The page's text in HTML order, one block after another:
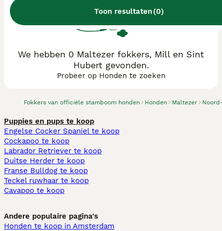
Toon resultaten(0)
Fokkers van officiële stamboom honden Honden Maltezer
We hebben 0 Maltezer fokkers, Mill en Sint
Hubert gevonden.
Probeer op Honden te zoeken
Puppies en pups te koop
Engelse Cocker Spaniel te koop
Cockapoo te koop
Labrador Retriever te koop
Duitse Herder te koop
Franse Bulldog te koop
Teckel ruwhaar te koop
Cavapoo te koop
Andere populaire pagina's
Honden te koop in Amsterdam